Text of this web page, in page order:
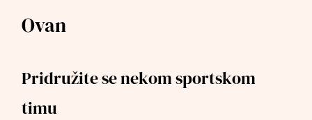
Ovan
Pridružite se nekom sportskom
timu